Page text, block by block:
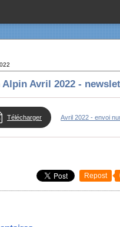
Alpin Avril 2022 -
Télécharger Avril 2022 - envoi
Repost